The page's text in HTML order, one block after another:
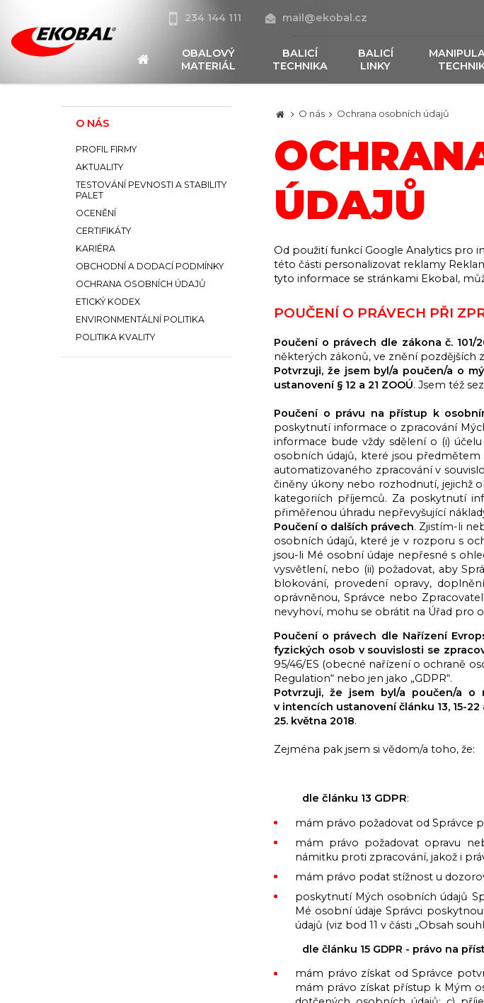
234 144 111 mail@ekobal.cz
OBALOVÝ
MATERIÁL
BALICÍ
TECHNIKA
BALICÍ
LINKY
O nás Ochrana osobních údajů
ÚDAJŮ
Od použití funkcí Google Analytics pro
této části personalizovat reklamy
tyto informace se stránkami Ekobal,
POUČENÍ O PRÁVECH PŘI
Poučení o právech dle zákona č.
některých zákonů, ve znění pozdějších
Potvrzuji, že jsem byl/a poučen/a o
ustanovení § 12 a 21 ZOOÚ. Jsem též
Poučení o právu na přístup k
poskytnutí informace o zpracování
informace bude vždy sdělení o (i)
osobních údajů, které jsou předmětem
automatizovaného zpracování v
činěny úkony nebo rozhodnutí, jejichž
kategoriích příjemců. Za poskytnutí
přiměřenou úhradu nepřevyšující
Poučení o dalších právech. Zjistím-li
osobních údajů, které je v rozporu s
jsou-li Mé osobní údaje nepřesné s
vysvětlení, nebo (ii) požadovat, aby
blokování, provedení opravy,
oprávněnou, Správce nebo
nevyhoví, mohu se obrátit na Úřad pro
Poučení o právech dle Nařízení
fyzických osob v souvislosti se
95/46/ES (obecné nařízení o ochraně
Regulation“ nebo jen jako „GDPR“.
Potvrzuji, že jsem byl/a poučen/a
v intencích ustanovení článku 13, 15-22
25. května 2018.
Zejména pak jsem si vědom/a toho, že:
dle článku 13 GDPR:
mám právo požadovat od Správce
mám právo požadovat opravu
námitku proti zpracování, jakož i
mám právo podat stížnost u
poskytnutí Mých osobních údajů
Mé osobní údaje Správci
údajů (viz bod 11 v části „Obsah
dle článku 15 GDPR - právo na
mám právo získat od Správce
mám právo získat přístup k Mým
O NÁS
PROFIL FIRMY
AKTUALITY
TESTOVÁNÍ PEVNOSTI A STABILITY
PALET
OCENĚNÍ
CERTIFIKÁTY
KARIÉRA
OBCHODNÍ A DODACÍ PODMÍNKY
OCHRANA OSOBNÍCH ÚDAJŮ
ETICKÝ KODEX
ENVIRONMENTÁLNÍ POLITIKA
POLITIKA KVALITY